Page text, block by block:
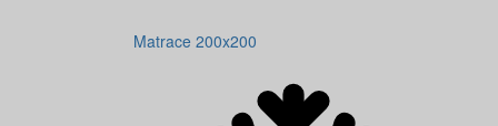
Matrace 200x200